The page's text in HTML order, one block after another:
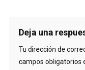
Deja una
Tu dirección de
campos obligatorios